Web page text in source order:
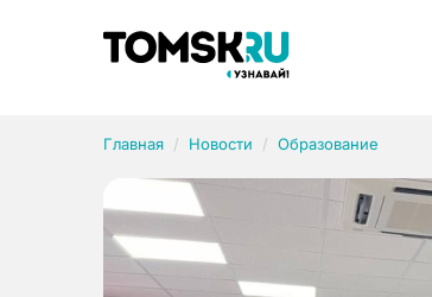
Главная Новости Образование
Рубрики